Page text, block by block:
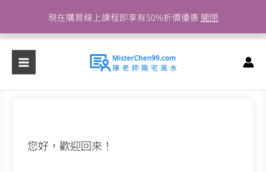
現在購買線上課程即享有50%折價優惠 關閉
主
容
您好，歡迎回來！